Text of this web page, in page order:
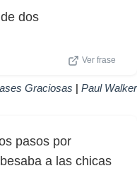
dos
Ver frase
Graciosas | Paul Walker
pasos por
a las chicas